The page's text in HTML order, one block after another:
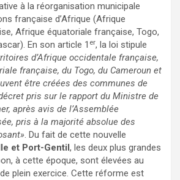
à la réorganisation municipale
française d’Afrique (Afrique
Afrique équatoriale française, Togo,
En son article 1 er, la loi stipule
d’Afrique occidentale française,
française, du Togo, du Cameroun et
être créées des communes de
pris sur le rapport du Ministre de
après avis de l’Assemblée
pris à la majorité absolue des
. Du fait de cette nouvelle
et Port-Gentil, les deux plus grandes
à cette époque, sont élevées au
plein exercice. Cette réforme est